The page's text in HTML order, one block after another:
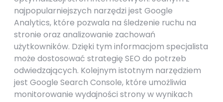
najpopularniejszych narzędzi jest Google
Analytics, które pozwala na śledzenie ruchu na
stronie oraz analizowanie zachowań
użytkowników. Dzięki tym informacjom specjalista
może dostosować strategię SEO do potrzeb
odwiedzających. Kolejnym istotnym narzędziem
jest Google Search Console, które umożliwia
monitorowanie wydajności strony w wynikach